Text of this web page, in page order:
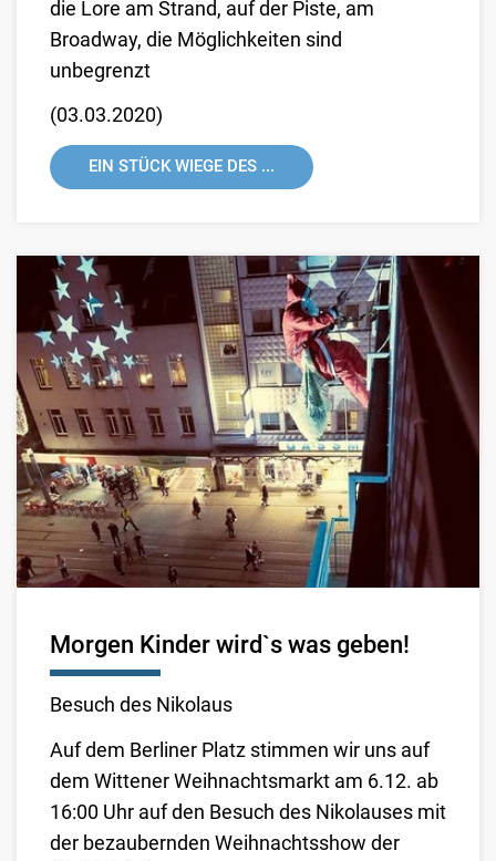
die Lore am Strand, auf der Piste, am
Broadway, die Möglichkeiten sind
unbegrenzt
(03.03.2020)
EIN STÜCK WIEGE DES ...
Morgen Kinder wird`s was geben!
Besuch des Nikolaus
Auf dem Berliner Platz stimmen wir uns auf
dem Wittener Weihnachtsmarkt am 6.12. ab
16:00 Uhr auf den Besuch des Nikolauses mit
der bezaubernden Weihnachtsshow der